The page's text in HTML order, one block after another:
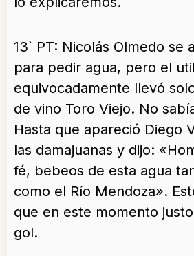
13` PT: Nicolás Olmedo se
para pedir agua, pero el
equivocadamente llevó
de vino Toro Viejo. No
Hasta que apareció Diego
las damajuanas y dijo:
fé, bebeos de esta agua
como el Río Mendoza».
que en este momento
gol.